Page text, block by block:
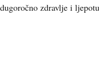
dugoročno zdravlje i